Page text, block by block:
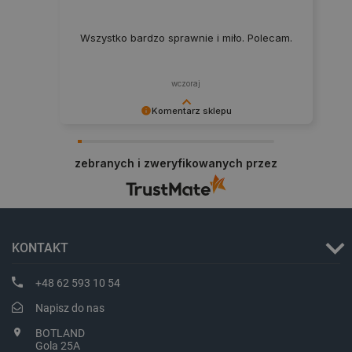
Komentarz sklepu
na przyszłość.
Wszystko bardzo sprawnie i miło. Polecam.
wczoraj
zebranych i zweryfikowanych przez
KONTAKT
+48 62 593 10 54
Napisz do nas
BOTLAND
Gola 25A
VISITOR_PRIVACY_METADATA
YouTube